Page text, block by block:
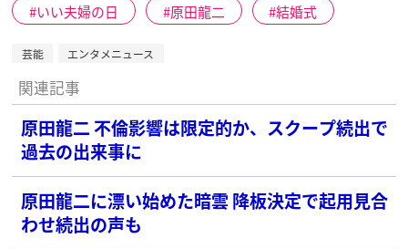
いい夫婦の日 原田龍二 結婚式
芸能 エンタメニュース
関連記事
原田龍二 不倫影響は限定的か、スクープ続出で
過去の出来事に
原田龍二に漂い始めた暗雲 降板決定で起用見合
わせ続出の声も